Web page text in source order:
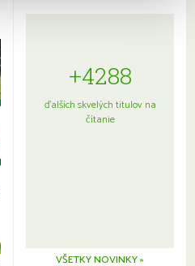
+4288
ďalších skvelých titulov na
čítanie
VŠETKY NOVINKY »